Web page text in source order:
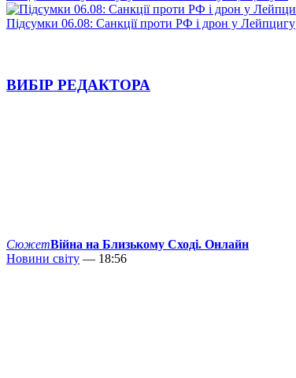
Підсумки 06.08: Санкції проти РФ і дрон у Лейпцигу
ВИБІР РЕДАКТОРА
СюжетВійна на Близькому Сході. Онлайн
Новини світу — 18:56